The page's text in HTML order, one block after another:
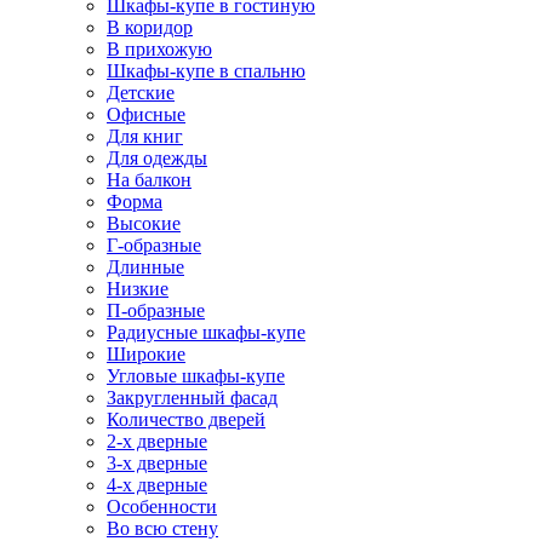
Шкафы-купе в гостиную
В коридор
В прихожую
Шкафы-купе в спальню
Детские
Офисные
Для книг
Для одежды
На балкон
Форма
Высокие
Г-образные
Длинные
Низкие
П-образные
Радиусные шкафы-купе
Широкие
Угловые шкафы-купе
Закругленный фасад
Количество дверей
2-х дверные
3-х дверные
4-х дверные
Особенности
Во всю стену